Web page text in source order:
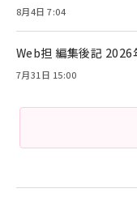
8月4日 7:04
Web担 編集後記 2026
7月31日 15:00